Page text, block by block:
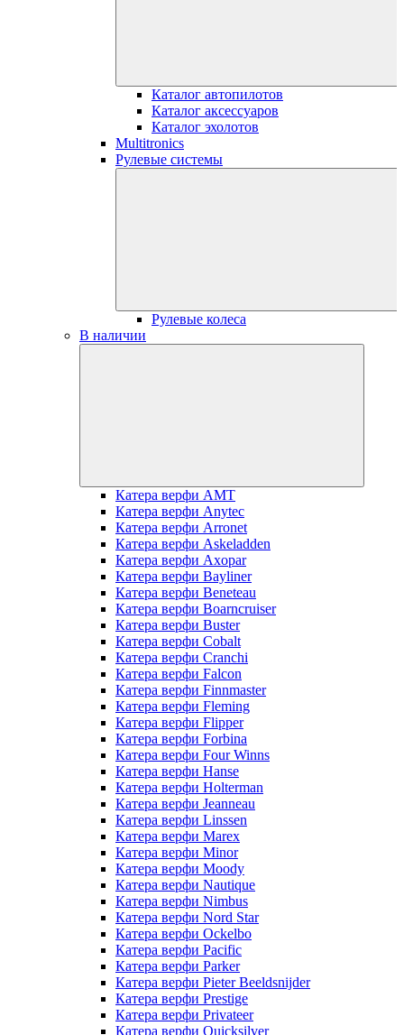
Каталог автопилотов
Каталог аксессуаров
Каталог эхолотов
Multitronics
Рулевые системы
Рулевые колеса
В наличии
Катера верфи AMT
Катера верфи Anytec
Катера верфи Arronet
Катера верфи Askeladden
Катера верфи Axopar
Катера верфи Bayliner
Катера верфи Beneteau
Катера верфи Boarncruiser
Катера верфи Buster
Катера верфи Cobalt
Катера верфи Cranchi
Катера верфи Falcon
Катера верфи Finnmaster
Катера верфи Fleming
Катера верфи Flipper
Катера верфи Forbina
Катера верфи Four Winns
Катера верфи Hanse
Катера верфи Holterman
Катера верфи Jeanneau
Катера верфи Linssen
Катера верфи Marex
Катера верфи Minor
Катера верфи Moody
Катера верфи Nautique
Катера верфи Nimbus
Катера верфи Nord Star
Катера верфи Ockelbo
Катера верфи Pacific
Катера верфи Parker
Катера верфи Pieter Beeldsnijder
Катера верфи Prestige
Катера верфи Privateer
Катера верфи Quicksilver